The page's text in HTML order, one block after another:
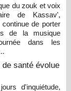
du zouk et voix
de Kassav',
de porter
de la musique
dans les
santé évolue
d'inquiétude,